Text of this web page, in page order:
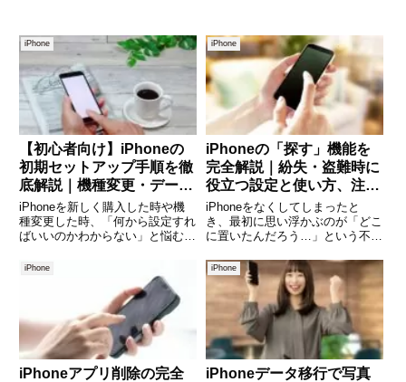
iPhone
【初心者向け】iPhoneの
初期セットアップ手順を徹
底解説｜機種変更・データ
移行・最初にやること完全
ガイド
iPhoneを新しく購入した時や機
種変更した時、「何から設定すれ
ばいいのかわからない」と悩む方
を使う方や、Androidから乗り換
える方にとっては、設定項目が多
く不安に感じることもあるでしょ
iPhone
iPhoneの「探す」機能を
完全解説｜紛失・盗難時に
役立つ設定と使い方、注意
点までわかりやすく紹介
iPhoneをなくしてしまったと
き、最初に思い浮かぶのが「どこ
に置いたんだろう…」という不安
見当たらない場合もあれば、外出
先で落とした可能性があり、焦っ
てしまうことも少なくありませ
ん。そんなときに心強い味方とな
iPhone
iPhoneアプリ削除の完全
iPhone
iPhoneデータ移行で写真